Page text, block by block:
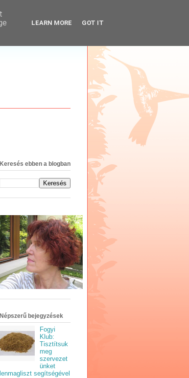
Keresés ebben a blogban
Népszerű bejegyzések
Fogyi
Klub:
Tisztítsuk
meg
szervezet
ünket
lenmagliszt segítségével
LEARN MORE GOT IT